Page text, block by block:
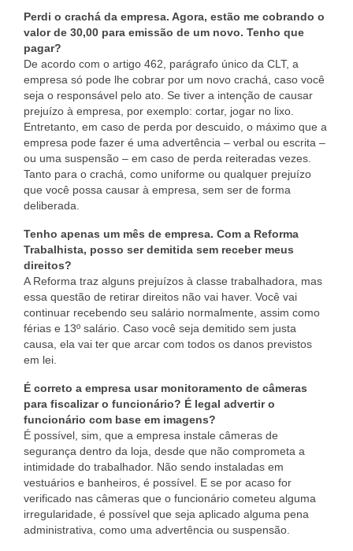
Assessoria Jurídica
Assistência Odontológica
Cadastre sua Vaga
Banco de Empregos
Convênios
Seguro de Vida
SERVIÇOS
Atendimento de empresas
Atualizar Dados – Associado
Convenções Coletivas
Guia do Associado
Homologações on-line
Sindicalize-se
FIQUE POR DENTRO!
Perdi o crachá da empresa. Agora, estão me cobrando o
valor de 30,00 para emissão de um novo. Tenho que
pagar?
De acordo com o artigo 462, parágrafo único da CLT, a
empresa só pode lhe cobrar por um novo crachá, caso você
seja o responsável pelo ato. Se tiver a intenção de causar
prejuízo à empresa, por exemplo: cortar, jogar no lixo.
Entretanto, em caso de perda por descuido, o máximo que a
empresa pode fazer é uma advertência – verbal ou escrita –
ou uma suspensão – em caso de perda reiteradas vezes.
Tanto para o crachá, como uniforme ou qualquer prejuízo
que você possa causar à empresa, sem ser de forma
deliberada.
Tenho apenas um mês de empresa. Com a Reforma
Trabalhista, posso ser demitida sem receber meus
direitos?
A Reforma traz alguns prejuízos à classe trabalhadora, mas
essa questão de retirar direitos não vai haver. Você vai
continuar recebendo seu salário normalmente, assim como
férias e 13º salário. Caso você seja demitido sem justa
causa, ela vai ter que arcar com todos os danos previstos
em lei.
É correto a empresa usar monitoramento de câmeras
para fiscalizar o funcionário? É legal advertir o
funcionário com base em imagens?
É possível, sim, que a empresa instale câmeras de
segurança dentro da loja, desde que não comprometa a
intimidade do trabalhador. Não sendo instaladas em
vestuários e banheiros, é possível. E se por acaso for
verificado nas câmeras que o funcionário cometeu alguma
irregularidade, é possível que seja aplicado alguma pena
administrativa, como uma advertência ou suspensão.